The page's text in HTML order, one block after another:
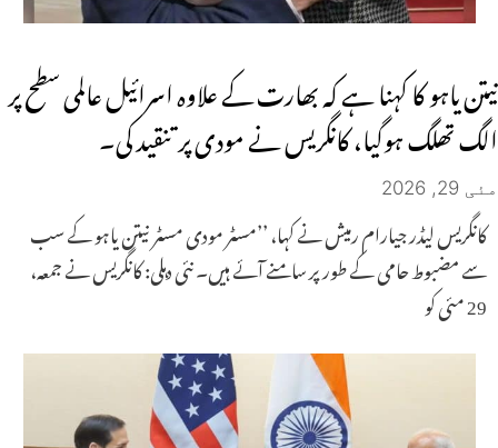
نیتن یاہو کا کہنا ہے کہ بھارت کے علاوہ اسرائیل عالمی سطح پر
الگ تھلگ ہوگیا، کانگریس نے مودی پر تنقید کی۔
مئی 29, 2026
کانگریس لیڈر جیارام رمیش نے کہا، ’’مسٹر مودی مسٹر نیتن یاہو کے سب
سے مضبوط حامی کے طور پر سامنے آئے ہیں۔ نئی دہلی: کانگریس نے جمعہ،
29 مئی کو